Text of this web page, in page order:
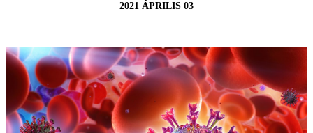
2021 ÁPRILIS 03